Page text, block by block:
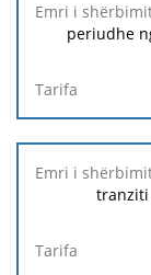
periudhe
tranziti